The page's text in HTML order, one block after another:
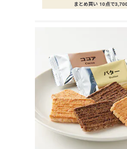
まとめ買い 10点で